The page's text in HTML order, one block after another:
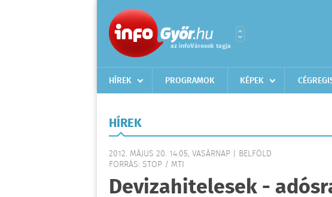
HÍREK PROGRAMOK KÉPEK
HÍREK
2012. MÁJUS 20. 14:05, VASÁRNAP | BELFÖLD
FORRÁS: STOP / MTI
Devizahitelesek -